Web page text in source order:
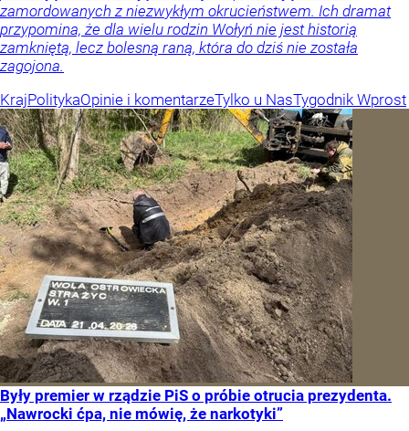
zamordowanych z niezwykłym okrucieństwem. Ich dramat
przypomina, że dla wielu rodzin Wołyń nie jest historią
zamkniętą, lecz bolesną raną, która do dziś nie została
zagojona.
KrajPolitykaOpinie i komentarzeTylko u NasTygodnik Wprost
Były premier w rządzie PiS o próbie otrucia prezydenta.
„Nawrocki ćpa, nie mówię, że narkotyki”